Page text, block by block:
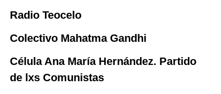
Radio Teocelo
Colectivo Mahatma Gandhi
Célula Ana María Hernández. Partido
de lxs Comunistas